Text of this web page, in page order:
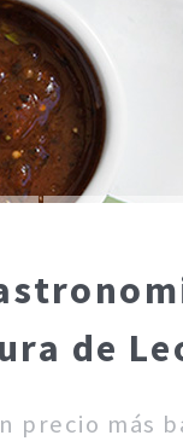
de
más